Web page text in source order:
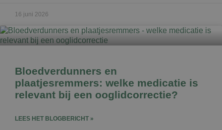
16 juni 2026
Bloedverdunners en
plaatjesremmers: welke medicatie is
relevant bij een ooglidcorrectie?
LEES HET BLOGBERICHT »